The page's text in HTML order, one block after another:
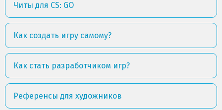
Читы для CS: GO
Как создать игру самому?
Как стать разработчиком игр?
Референсы для художников